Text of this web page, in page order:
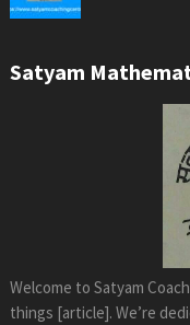
Satyam
Welcome to Satyam
things [article]. We’re